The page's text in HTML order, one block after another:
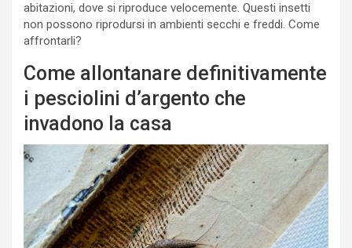
abitazioni, dove si riproduce velocemente. Questi insetti
non possono riprodursi in ambienti secchi e freddi. Come
affrontarli?
Come allontanare definitivamente
i pesciolini d’argento che
invadono la casa